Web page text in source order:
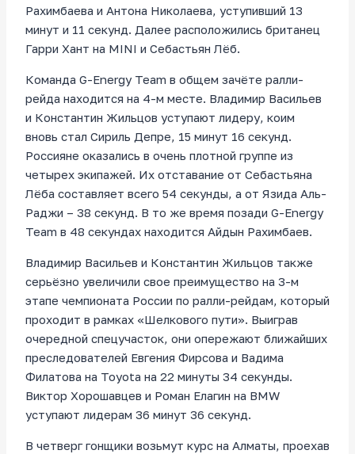
Рахимбаева и Антона Николаева, уступивший 13
минут и 11 секунд. Далее расположились британец
Гарри Хант на MINI и Себастьян Лёб.
Команда G-Energy Team в общем зачёте ралли-
рейда находится на 4-м месте. Владимир Васильев
и Константин Жильцов уступают лидеру, коим
вновь стал Сириль Депре, 15 минут 16 секунд.
Россияне оказались в очень плотной группе из
четырех экипажей. Их отставание от Себастьяна
Лёба составляет всего 54 секунды, а от Язида Аль-
Раджи – 38 секунд. В то же время позади G-Energy
Team в 48 секундах находится Айдын Рахимбаев.
Владимир Васильев и Константин Жильцов также
серьёзно увеличили свое преимущество на 3-м
этапе чемпионата России по ралли-рейдам, который
проходит в рамках «Шелкового пути». Выиграв
очередной спецучасток, они опережают ближайших
преследователей Евгения Фирсова и Вадима
Филатова на Toyota на 22 минуты 34 секунды.
Виктор Хорошавцев и Роман Елагин на BMW
уступают лидерам 36 минут 36 секунд.
В четверг гонщики возьмут курс на Алматы, проехав